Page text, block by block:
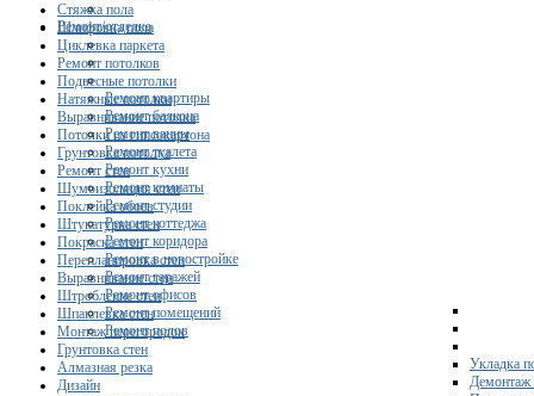
Ремонт/отделка
Ремонт квартиры
Ремонт балкона
Ремонт ванны
Ремонт туалета
Ремонт кухни
Ремонт комнаты
Ремонт студии
Ремонт коттеджа
Ремонт коридора
Ремонт в новостройке
Ремонт гаражей
Ремонт офисов
Ремонт помещений
Ремонт полов
Укладка
Демонтаж
Стяжка пола
Шлифовка пола
Циклевка паркета
Ремонт потолков
Подвесные потолки
Натяжные потолки
Выравнивание потолка
Потолки из гипсокартона
Грунтовка потолка
Ремонт стен
Шумоизоляция стен
Поклейка обоев
Штукатурка стен
Покраска стен
Перепланировка стен
Выравнивание стен
Штробление стен
Шпаклевка стен
Монтаж перегородок
Грунтовка стен
Алмазная резка
Дизайн